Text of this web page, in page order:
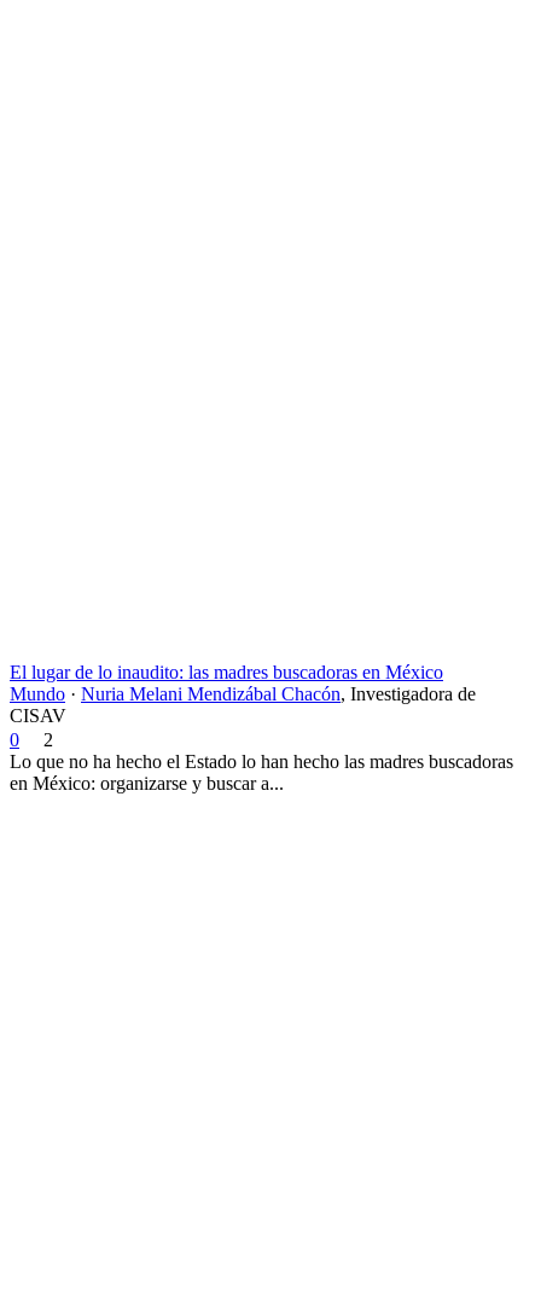
El lugar de lo inaudito: las madres buscadoras en México
Mundo · Nuria Melani Mendizábal Chacón, Investigadora de
CISAV
0
2
Lo que no ha hecho el Estado lo han hecho las madres buscadoras
en México: organizarse y buscar a...